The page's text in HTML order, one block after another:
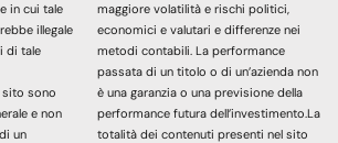
in cui tale
illegale
di tale
sono
e non
un
maggiore volatilità e rischi politici,
economici e valutari e differenze nei
metodi contabili. La performance
passata di un titolo o di un’azienda non
è una garanzia o una previsione della
performance futura dell’investimento.La
totalità dei contenuti presenti nel sito